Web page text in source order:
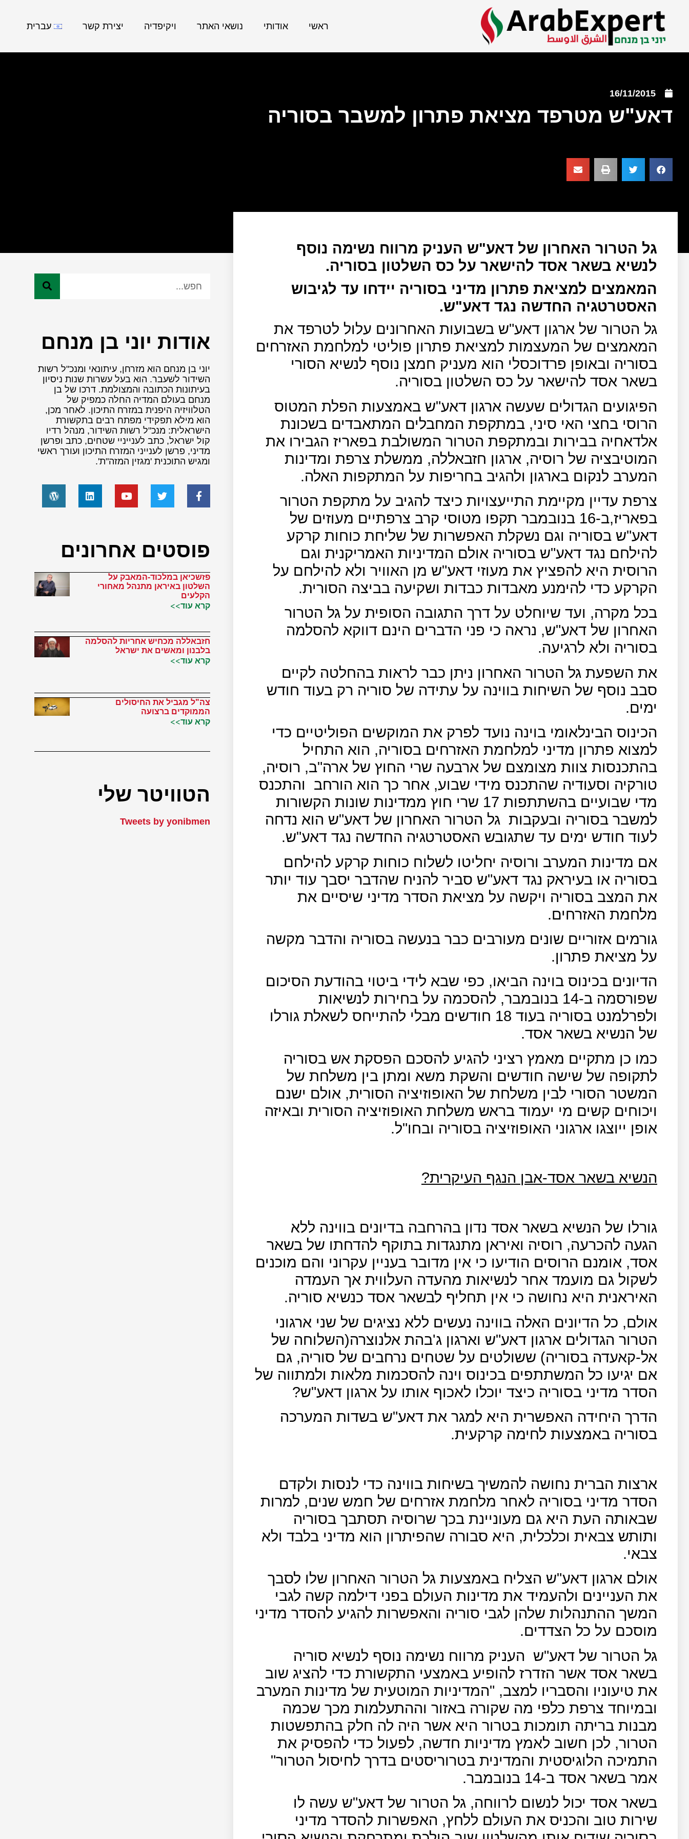
ראשי אודותי נושאי האתר ויקיפדיה יצירת קשר עברית
16/11/2015
דאע"ש מטרפד מציאת פתרון למשבר בסוריה
גל הטרור האחרון של דאע"ש העניק מרווח נשימה נוסף
לנשיא בשאר אסד להישאר על כס השלטון בסוריה.
המאמצים למציאת פתרון מדיני בסוריה יידחו עד לגיבוש
האסטרטגיה החדשה נגד דאע"ש.
גל הטרור של ארגון דאע"ש בשבועות האחרונים עלול לטרפד את
המאמצים של המעצמות למציאת פתרון פוליטי למלחמת האזרחים
בסוריה ובאופן פרדוכסלי הוא מעניק חמצן נוסף לנשיא הסורי
בשאר אסד להישאר על כס השלטון בסוריה.
הפיגועים הגדולים שעשה ארגון דאע"ש באמצעות הפלת המטוס
הרוסי בחצי האי סיני, במתקפת המחבלים המתאבדים בשכונת
אלדאחיה בבירות ובמתקפת הטרור המשולבת בפאריז הגבירו את
המוטיבציה של רוסיה, ארגון חזבאללה, ממשלת צרפת ומדינות
המערב לנקום בארגון ולהגיב בחריפות על המתקפות האלה.
צרפת עדיין מקיימת התייעצויות כיצד להגיב על מתקפת הטרור
בפאריז,ב-16 בנובמבר תקפו מטוסי קרב צרפתיים מעוזים של
דאע"ש בסוריה וגם נשקלת האפשרות של שליחת כוחות קרקע
להילחם נגד דאע"ש בסוריה אולם המדיניות האמריקנית וגם
הרוסית היא להפציץ את מעוזי דאע"ש מן האוויר ולא להילחם על
הקרקע כדי להימנע מאבדות כבדות ושקיעה בביצה הסורית.
בכל מקרה, ועד שיוחלט על דרך התגובה הסופית על גל הטרור
האחרון של דאע"ש, נראה כי פני הדברים הינם דווקא להסלמה
בסוריה ולא לרגיעה.
את השפעת גל הטרור האחרון ניתן כבר לראות בהחלטה לקיים
סבב נוסף של השיחות בווינה על עתידה של סוריה רק בעוד חודש
ימים.
הכינוס הבינלאומי בוינה נועד לפרק את המוקשים הפוליטיים כדי
למצוא פתרון מדיני למלחמת האזרחים בסוריה, הוא התחיל
בהתכנסות צוות מצומצם של ארבעה שרי החוץ של ארה"ב, רוסיה,
טורקיה וסעודיה שהתכנס מידי שבוע, אחר כך הוא הורחב
והתכנס
מדי שבועיים בהשתתפות 17 שרי חוץ ממדינות שונות הקשורות
למשבר בסוריה ובעקבות גל הטרור האחרון של דאע"ש הוא נדחה
לעוד חודש ימים עד שתגובש האסטרטגיה החדשה נגד דאע"ש.
אם מדינות המערב ורוסיה יחליטו לשלוח כוחות קרקע להילחם
בסוריה או בעיראק נגד דאע"ש סביר להניח שהדבר יסבך עוד יותר
את המצב בסוריה ויקשה על מציאת הסדר מדיני שיסיים את
מלחמת האזרחים.
גורמים אזוריים שונים מעורבים כבר בנעשה בסוריה והדבר מקשה
על מציאת פתרון.
הדיונים בכינוס בוינה הביאו, כפי שבא לידי ביטוי בהודעת הסיכום
שפורסמה ב-14 בנובמבר, להסכמה על בחירות לנשיאות
ולפרלמנט בסוריה בעוד 18 חודשים מבלי להתייחס לשאלת גורלו
של הנשיא בשאר אסד.
כמו כן מתקיים מאמץ רציני להגיע להסכם הפסקת אש בסוריה
לתקופה של שישה חודשים והשקת משא ומתן בין משלחת של
המשטר הסורי לבין משלחת של האופוזיציה הסורית, אולם ישנם
ויכוחים קשים מי יעמוד בראש משלחת האופוזיציה הסורית ובאיזה
אופן ייוצגו ארגוני האופוזיציה בסוריה ובחו"ל.
הנשיא בשאר אסד-אבן הנגף העיקרית?
גורלו של הנשיא בשאר אסד נדון בהרחבה בדיונים בווינה ללא
הגעה להכרעה, רוסיה ואיראן מתנגדות בתוקף להדחתו של בשאר
אסד, אומנם הרוסים הודיעו כי אין מדובר בעניין עקרוני והם מוכנים
לשקול גם מועמד אחר לנשיאות מהעדה העלווית אך העמדה
האיראנית היא נחושה כי אין תחליף לבשאר אסד כנשיא סוריה.
אולם, כל הדיונים האלה בווינה נעשים ללא נציגים של שני ארגוני
הטרור הגדולים ארגון דאע"ש וארגון ג'בהת אלנוצרה(השלוחה של
אל-קאעדה בסוריה) ששולטים על שטחים נרחבים של סוריה, גם
אם יגיעו כל המשתתפים בכינוס וינה להסכמות מלאות ולמתווה של
הסדר מדיני בסוריה כיצד יוכלו לאכוף אותו על ארגון דאע"ש?
הדרך היחידה האפשרית היא למגר את דאע"ש בשדות המערכה
בסוריה באמצעות לחימה קרקעית.
ארצות הברית נחושה להמשיך בשיחות בווינה כדי לנסות ולקדם
הסדר מדיני בסוריה לאחר מלחמת אזרחים של חמש שנים, למרות
שבאותה העת היא גם מעוניינת בכך שרוסיה תסתבך בסוריה
ותותש צבאית וכלכלית, היא סבורה שהפיתרון הוא מדיני בלבד ולא
צבאי.
אולם ארגון דאע"ש הצליח באמצעות גל הטרור האחרון שלו לסבך
את העניינים ולהעמיד את מדינות העולם בפני דילמה קשה לגבי
המשך ההתנהלות שלהן לגבי סוריה והאפשרות להגיע להסדר מדיני
מוסכם על כל הצדדים.
גל הטרור של דאע"ש העניק מרווח נשימה נוסף לנשיא סוריה
בשאר אסד אשר הזדרז להופיע באמצעי התקשורת כדי להציג שוב
את טיעוניו והסבריו למצב, "המדיניות המוטעית של מדינות המערב
ובמיוחד צרפת כלפי מה שקורה באזור וההתעלמות מכך שכמה
מבנות בריתה תומכות בטרור היא אשר היה לה חלק בהתפשטות
הטרור, לכן חשוב לאמץ מדיניות חדשה, לפעול כדי להפסיק את
התמיכה הלוגיסטית והמדינית בטרוריסטים בדרך לחיסול הטרור"
אמר בשאר אסד ב-14 בנובמבר.
בשאר אסד יכול לנשום לרווחה, גל הטרור של דאע"ש עשה לו
שירות טוב והכניס את העולם ללחץ, האפשרות להסדר מדיני
אודות יוני בן מנחם
יוני בן מנחם הוא מזרחן, עיתונאי ומנכ"ל רשות
השידור לשעבר. הוא בעל עשרות שנות ניסיון
בעיתונות הכתובה והמצולמת. דרכו של בן
מנחם בעולם המדיה החלה כמפיק של
הטלוויזיה היפנית במזרח התיכון. לאחר מכן,
הוא מילא תפקידי מפתח רבים בתקשורת
הישראלית: מנכ"ל רשות השידור, מנהל רדיו
קול ישראל, כתב לענייניי שטחים, כתב ופרשן
מדיני, פרשן לענייני המזרח התיכון ועורך ראשי
ומגיש התוכנית 'מגזין המזה"ת'.
פוסטים אחרונים
פזשכיאן במלכוד-המאבק על
השלטון באיראן מתנהל מאחורי
הקלעים
קרא עוד>>
חזבאללה מכחיש אחריות להסלמה
בלבנון ומאשים את ישראל
קרא עוד>>
צה"ל מגביל את החיסולים
הממוקדים ברצועה
קרא עוד>>
הטוויטר שלי
Tweets by yonibmen